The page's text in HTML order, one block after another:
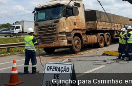
Guincho para Caminhão